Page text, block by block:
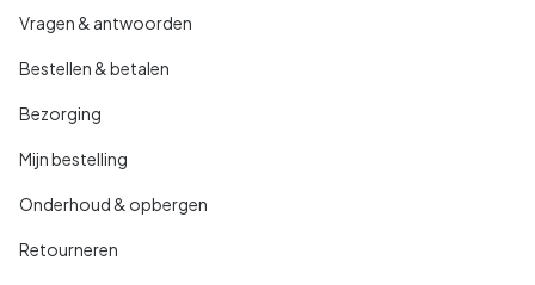
Vragen & antwoorden
Bestellen & betalen
Bezorging
Mijn bestelling
Onderhoud & opbergen
Retourneren